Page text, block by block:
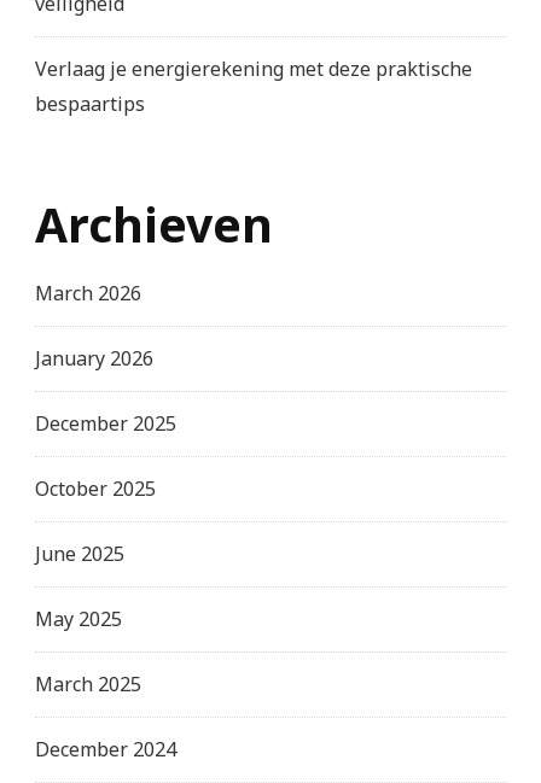
Verlaag je energierekening met deze praktische
bespaartips
Archieven
March 2026
January 2026
December 2025
October 2025
June 2025
May 2025
March 2025
December 2024